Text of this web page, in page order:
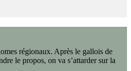
régionaux. Après le gallois de
le propos, on va s’attarder sur la